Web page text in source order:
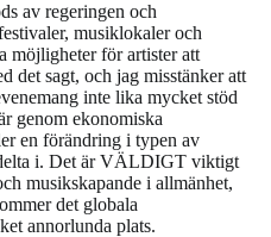
av regeringen och
musiklokaler och
möjligheter för artister att
det sagt, och jag misstänker att
inte lika mycket stöd
genom ekonomiska
en förändring i typen av
i. Det är VÄLDIGT viktigt
musikskapande i allmänhet,
det globala
annorlunda plats.